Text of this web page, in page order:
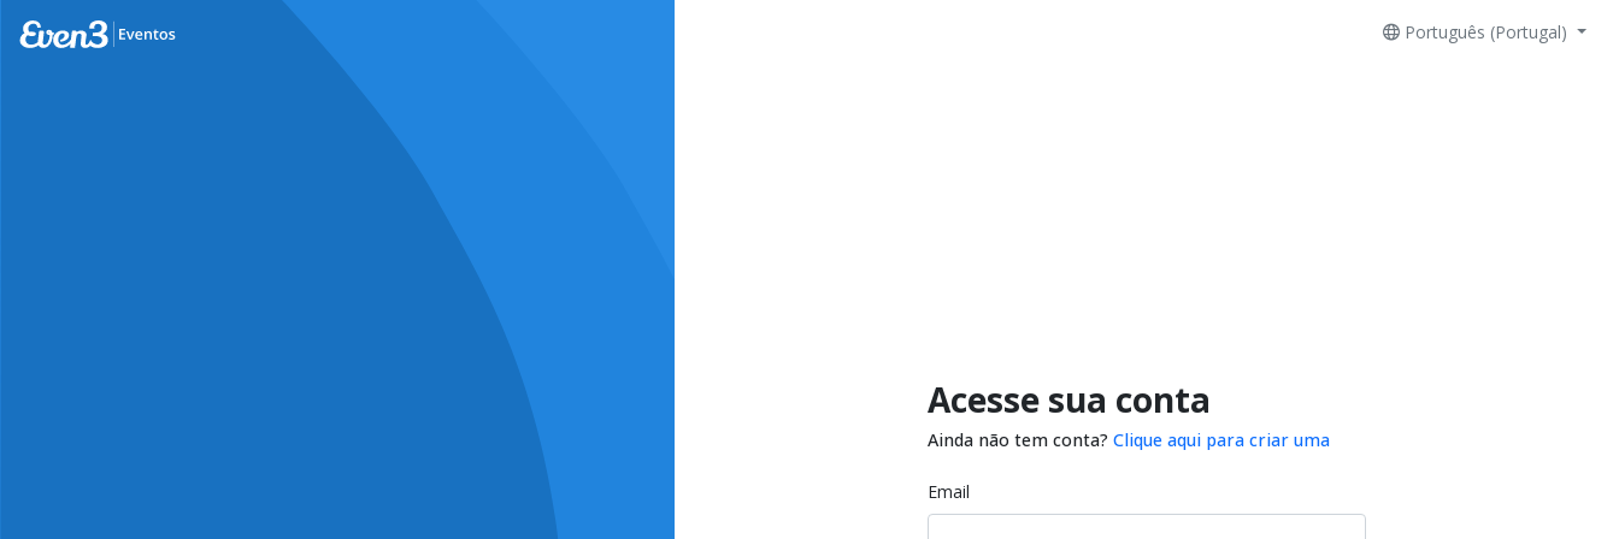
Português (Portugal)
Acesse sua conta
Ainda não tem conta? Clique aqui para criar uma
Email